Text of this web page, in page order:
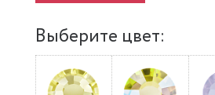
Выберите цвет: